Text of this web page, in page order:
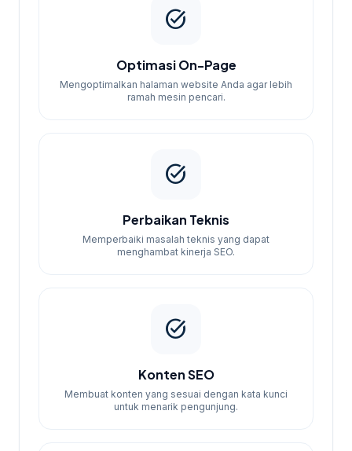
task_alt
Optimasi On-Page
Mengoptimalkan halaman website Anda agar lebih
ramah mesin pencari.
task_alt
Perbaikan Teknis
Memperbaiki masalah teknis yang dapat
menghambat kinerja SEO.
task_alt
Konten SEO
Membuat konten yang sesuai dengan kata kunci
untuk menarik pengunjung.